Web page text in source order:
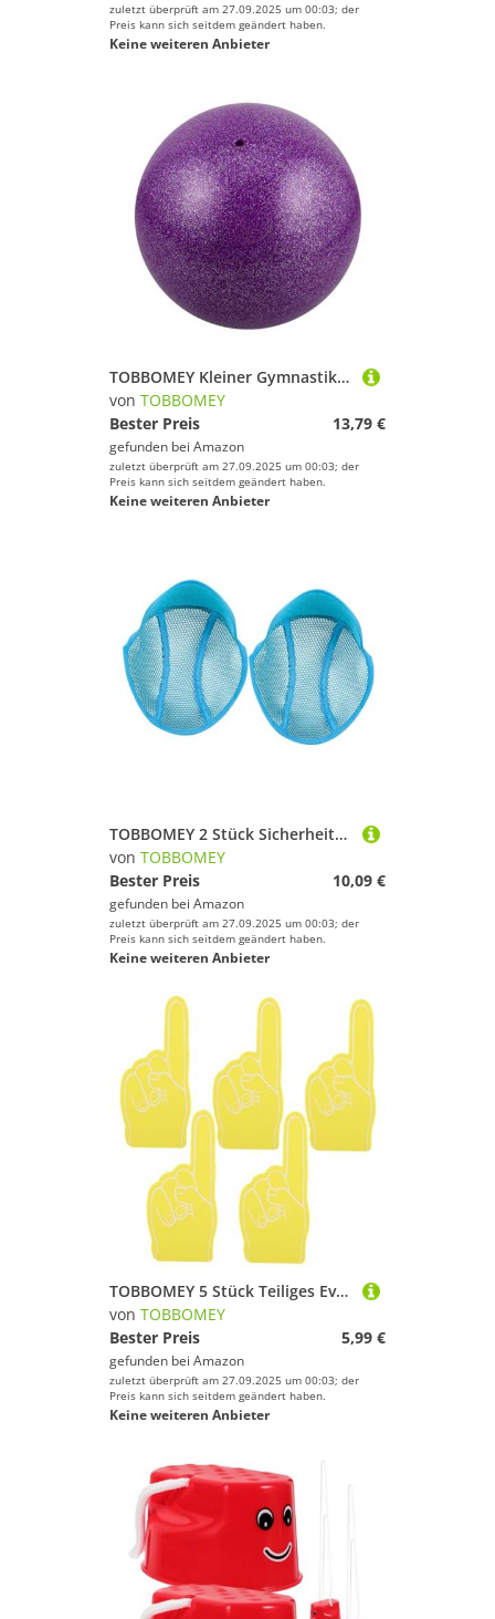
zuletzt überprüft am 27.09.2025 um 00:03; der
Preis kann sich seitdem geändert haben.
Keine weiteren Anbieter
TOBBOMEY Kleiner Gymnastikball für Tanz und Turnen Stabilitätsball Kindergröße Langlebig für Training und Wettkampf Pilates Fitnessgeräte Zuhause Jungen Mädchen
von TOBBOMEY
Bester Preis
13,79 €
gefunden bei Amazon
zuletzt überprüft am 27.09.2025 um 00:03; der
Preis kann sich seitdem geändert haben.
Keine weiteren Anbieter
TOBBOMEY 2 Stück Sicherheitshelm Schweißband Innenfutter aus Atmungsaktivem Polyester Waschbar Schweißabsorbierend Komfortabel Passend für Schutzhelme Verhindert Schweiß in Augen bei
von TOBBOMEY
Bester Preis
10,09 €
gefunden bei Amazon
zuletzt überprüft am 27.09.2025 um 00:03; der
Preis kann sich seitdem geändert haben.
Keine weiteren Anbieter
TOBBOMEY 5 Stück Teiliges Eva Schaumstoff Finger in Gelb Leichtes Party Noisemaker Cheerleading Zubehör für Sportveranstaltungen Wiederverwendbar und Komfortabel für Basketball Fußball
von TOBBOMEY
Bester Preis
5,99 €
gefunden bei Amazon
zuletzt überprüft am 27.09.2025 um 00:03; der
Preis kann sich seitdem geändert haben.
Keine weiteren Anbieter